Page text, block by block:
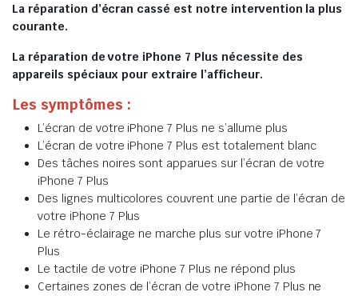
La réparation d’écran cassé est notre intervention la plus
courante.
La réparation de votre iPhone 7 Plus nécessite des
appareils spéciaux pour extraire l’afficheur.
Les symptômes :
L’écran de votre iPhone 7 Plus ne s’allume plus
L’écran de votre iPhone 7 Plus est totalement blanc
Des tâches noires sont apparues sur l’écran de votre
iPhone 7 Plus
Des lignes multicolores couvrent une partie de l’écran de
votre iPhone 7 Plus
Le rétro-éclairage ne marche plus sur votre iPhone 7
Plus
Le tactile de votre iPhone 7 Plus ne répond plus
Certaines zones de l’écran de votre iPhone 7 Plus ne